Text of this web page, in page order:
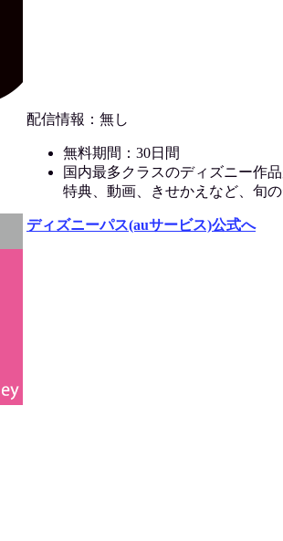
配信情報：無し
無料期間：30日間
国内最多クラスのディズニー作
特典、動画、きせかえなど、旬
ディズニーパス(auサービス)公式へ